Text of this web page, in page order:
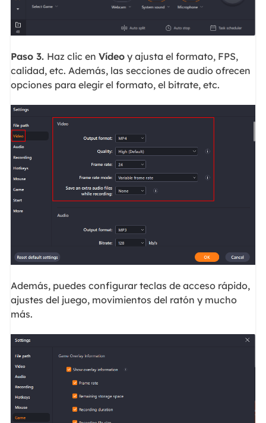
Paso 3. Haz clic en Vídeoy ajusta el formato, FPS,
calidad, etc. Además, las secciones de audio ofrecen
opciones para elegir el formato, el bitrate, etc.
Además, puedes configurar teclas de acceso rápido,
ajustes del juego, movimientos del ratón y mucho
más.